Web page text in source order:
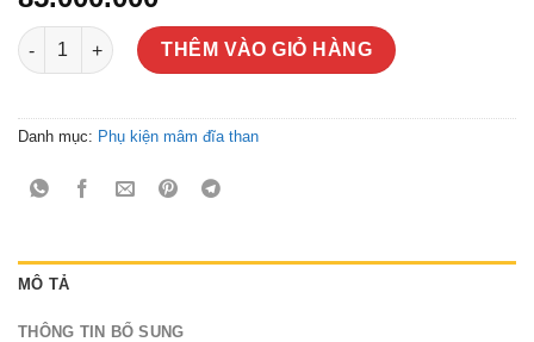
Đầu kim MC Ortofon Cadenza Bronze số lượng
THÊM VÀO GIỎ HÀNG
Danh mục: Phụ kiện mâm đĩa than
MÔ TẢ
THÔNG TIN BỔ SUNG